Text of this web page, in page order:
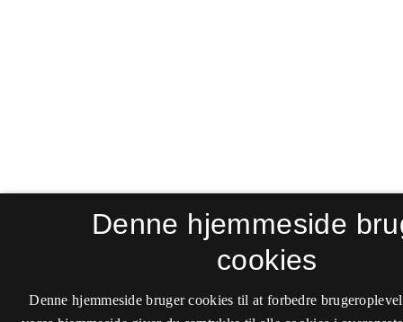
Denne hjemmeside
cookies
Denne hjemmeside bruger cookies til at forbedre